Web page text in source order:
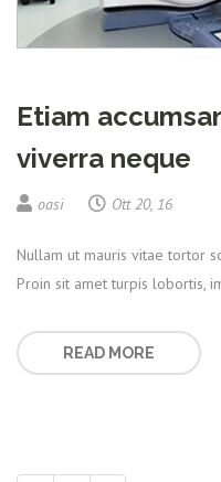
Etiam
viverra neque
oasi Ott 20, 16
Nullam ut mauris vitae tortor
Proin sit amet turpis lobortis,
READ MORE